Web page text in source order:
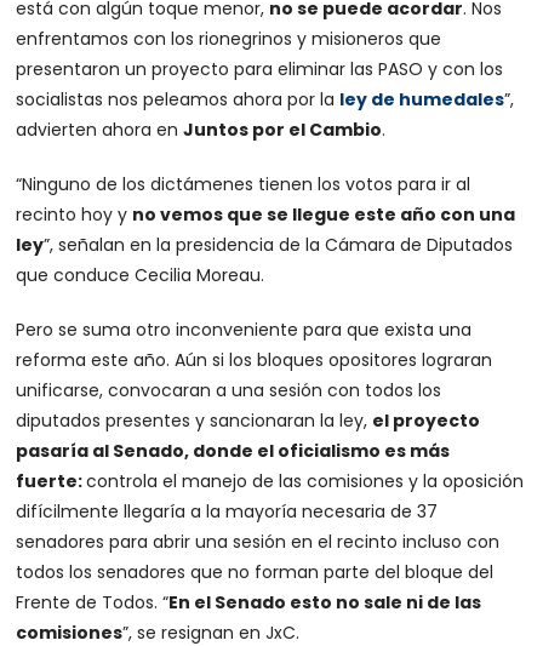
está con algún toque menor, no se puede acordar. Nos
enfrentamos con los rionegrinos y misioneros que
presentaron un proyecto para eliminar las PASO y con los
socialistas nos peleamos ahora por la ley de humedales”,
advierten ahora enJuntos por el Cambio.
“Ninguno de los dictámenes tienen los votos para ir al
recinto hoy y no vemos que se llegue este año con una
ley”, señalan en la presidencia de la Cámara de Diputados
que conduce Cecilia Moreau.
Pero se suma otro inconveniente para que exista una
reforma este año. Aún si los bloques opositores lograran
unificarse, convocaran a una sesión con todos los
diputados presentes y sancionaran la ley, el proyecto
pasaría al Senado, donde el oficialismo es más
fuerte:controla el manejo de las comisiones y la oposición
difícilmente llegaría a la mayoría necesaria de 37
senadores para abrir una sesión en el recinto incluso con
todos los senadores que no forman parte del bloque del
Frente de Todos. “En el Senado esto no sale ni de las
comisiones”, se resignan en JxC.